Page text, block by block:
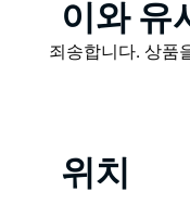
보세요. 안내 표
으로 지어진 헤
틸미어 호수 국
Product
List
이와 유
Product
죄송합니다. 상품
위치